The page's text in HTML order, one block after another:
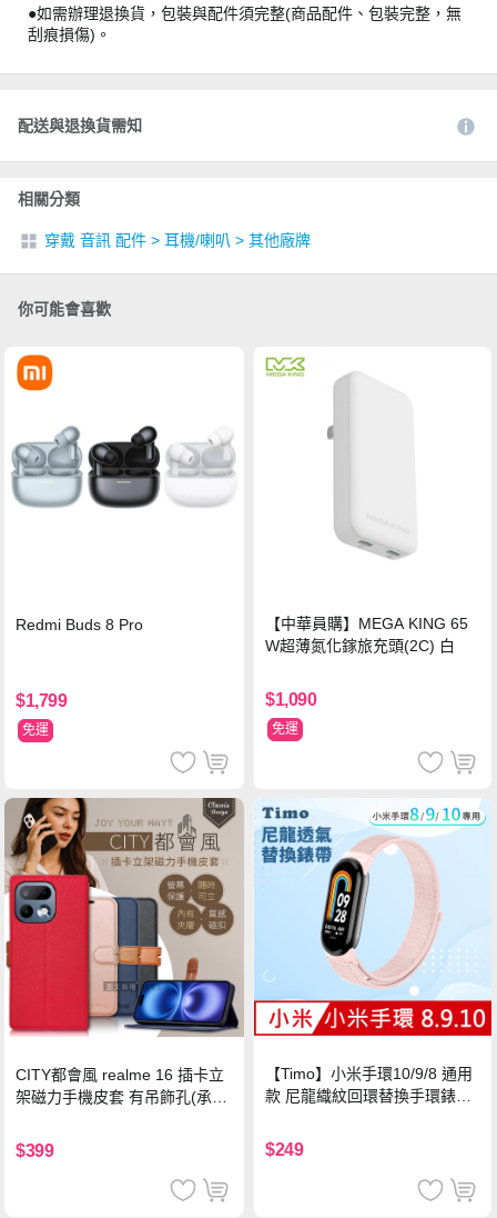
●如需辦理退換貨，包裝與配件須完整(商品配件、包裝完整，無
刮痕損傷)。
配送與退換貨需知
相關分類
穿戴 音訊 配件 > 耳機/喇叭 > 其他廠牌
你可能會喜歡
Redmi Buds 8 Pro
$1,799
免運
【中華員購】MEGA KING 65
W超薄氮化鎵旅充頭(2C) 白
$1,090
免運
CITY都會風 realme 16 插卡立
架磁力手機皮套 有吊飾孔(承諾
$399
【Timo】小米手環10/9/8 通用
款 尼龍織紋回環替換手環錶帶-
$249